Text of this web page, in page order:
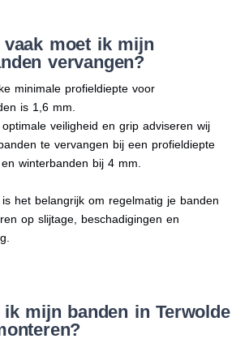
vaak moet ik mijn
vervangen?
minimale profieldiepte voor
is 1,6 mm.
veiligheid en grip adviseren wij
te vervangen bij een profieldiepte
winterbanden bij 4 mm.
is het belangrijk om regelmatig je banden
op slijtage, beschadigingen en
ik mijn banden in Terwolde